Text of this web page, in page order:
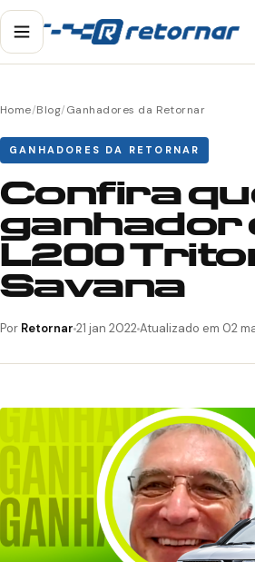
Home/Blog/Ganhadores da Retornar
GANHADORES DA RETORNAR
Confira
ganhador
L200
Savana
Por Retornar 21 jan 2022Atualizado em 02